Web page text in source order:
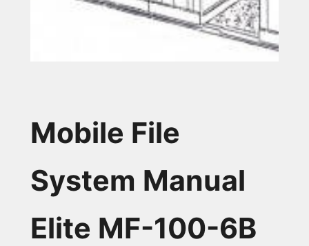
Mobile File
System Manual
Elite MF-100-6B